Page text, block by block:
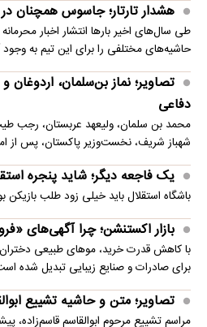
هشدار تارتار؛ جاسوس همچنان
طی سال‌های اخیر بارها انتشار اخبار
حاشیه‌های مختلفی را برای این تیم به وجود
تصاویر؛ نماز بن‌سلمان،
دفاعی
محمد بن سلمان، ولیعهد عربستان، رجب
شهباز شریف، نخست‌وزیر پاکستان، پس از
یک فاجعه دیگر؛ شاید پنجره
باشگاه استقلال باید خیلی زود طلب بازیکن
بازار اکستنشن؛ چرا آگهی‌های
با کاهش قدرت خرید، موهای طبیعی دختران
برای صادرات و صنایع زیبایی تبدیل شده
تصاویر؛ متن و حاشیه تشییع
مراسم تشییع مرحوم ابوالقاسم قاسم‌زاده،